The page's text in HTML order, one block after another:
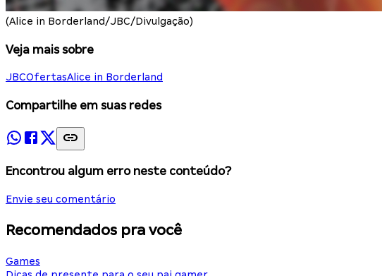
(Alice in Borderland/JBC/Divulgação)
Veja mais sobre
JBCOfertasAlice in Borderland
Compartilhe em suas redes
Encontrou algum erro neste conteúdo?
Envie seu comentário
Recomendados pra você
Games